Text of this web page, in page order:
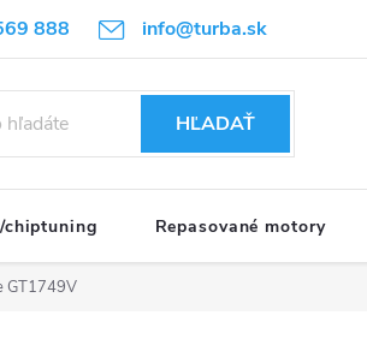
888 info@turba.sk
HĽADAŤ
chiptuning Repasované motory
GT1749V